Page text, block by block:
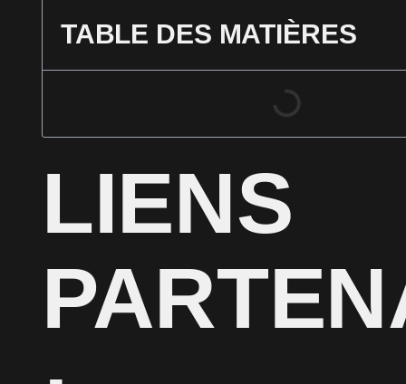
TABLE DES MATIÈRES
LIENS